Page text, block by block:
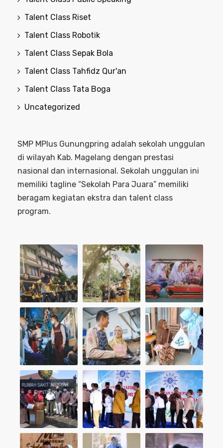
Talent Class Riset
Talent Class Robotik
Talent Class Sepak Bola
Talent Class Tahfidz Qur'an
Talent Class Tata Boga
Uncategorized
SMP MPlus Gunungpring adalah sekolah unggulan
di wilayah Kab. Magelang dengan prestasi
nasional dan internasional. Sekolah unggulan ini
memiliki tagline “Sekolah Para Juara” memiliki
beragam kegiatan ekstra dan talent class
program.